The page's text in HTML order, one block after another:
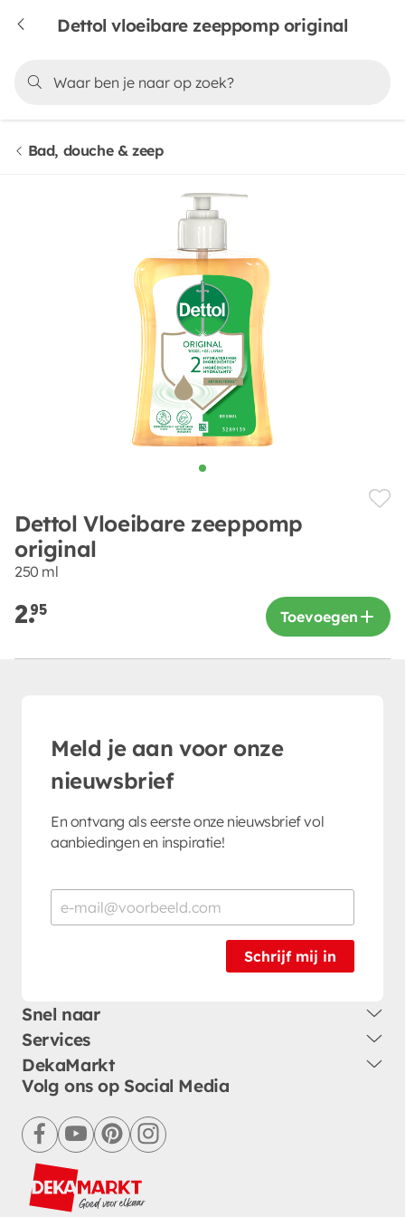
Dettol vloeibare zeeppomp original
Bad, douche & zeep
Dettol Vloeibare zeeppomp
original
250 ml
2.95 Toevoegen
Meld je aan voor onze
nieuwsbrief
En ontvang als eerste onze nieuwsbrief vol
aanbiedingen en inspiratie!
Schrijf mij in
Snel naar
Services
DekaMarkt
Volg ons op Social Media
facebookyoutubepinterestinstagram